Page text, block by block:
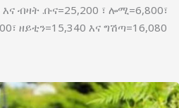
ብዛት .ቡና=25,200 ፣ ሎሚ=6,800፣
ዘይቲን=15,340 እና ግሽጣ=16,080